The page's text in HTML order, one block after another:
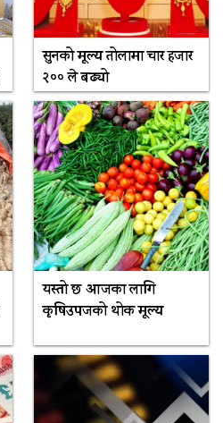
सुनको मूल्य तोलामा चार हजार
२०० ले बढ्यो
यस्तो छ आजका लागि
कृषिउपजको थोक मूल्य